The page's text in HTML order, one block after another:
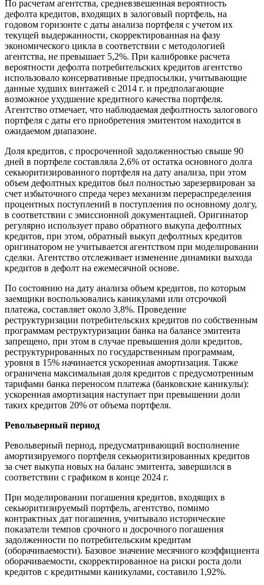
По расчетам агентства, средневзвешенная вероятность
дефолта кредитов, входящих в залоговый портфель, на
годовом горизонте с даты анализа портфеля с учетом их
текущей выдержанности, скорректированная на фазу
экономического цикла в соответствии с методологией
агентства, не превышает 5,2%. При калибровке расчета
вероятности дефолта потребительских кредитов агентство
использовало консервативные предпосылки, учитывающие
данные худших винтажей с 2014 г. и предполагающие
возможное ухудшение кредитного качества портфеля.
Агентство отмечает, что наблюдаемая дефолтность залогового
портфеля с даты его приобретения эмитентом находится в
ожидаемом диапазоне.
Доля кредитов, с просроченной задолженностью свыше 90
дней в портфеле составляла 2,6% от остатка основного долга
секьюритизированного портфеля на дату анализа, при этом
объем дефолтных кредитов был полностью зарезервирован за
счет избыточного спреда через механизм перераспределения
процентных поступлений в поступления по основному долгу,
в соответствии с эмиссионной документацией. Оригинатор
регулярно использует право обратного выкупа дефолтных
кредитов, при этом, обратный выкуп дефолтных кредитов
оригинатором не учитывается агентством при моделировании
сделки. Агентство отслеживает изменение динамики выхода
кредитов в дефолт на ежемесячной основе.
По состоянию на дату анализа объем кредитов, по которым
заемщики воспользовались каникулами или отсрочкой
платежа, составляет около 3,8%. Проведение
реструктуризации потребительских кредитов по собственным
программам реструктуризации банка на балансе эмитента
запрещено, при этом в случае превышения доли кредитов,
реструктурированных по государственным программам,
уровня в 15% начинается ускоренная амортизация. Также
ограничена максимальная доля кредитов с предусмотренным
тарифами банка переносом платежа (банковские каникулы):
ускоренная амортизация наступает при превышении доли
таких кредитов 20% от объема портфеля.
Револьверный период
Револьверный период, предусматривающий восполнение
амортизируемого портфеля секьюритизированных кредитов
за счет выкупа новых на баланс эмитента, завершился в
соответствии с графиком в конце 2024 г.
При моделировании погашения кредитов, входящих в
секьюритизируемый портфель, агентство, помимо
контрактных дат погашения, учитывало исторические
показатели темпов срочного и досрочного погашения
задолженности по потребительским кредитам
(оборачиваемости). Базовое значение месячного коэффициента
оборачиваемости, скорректированное на риски роста доли
кредитов с кредитными каникулами, составило 1,92%.